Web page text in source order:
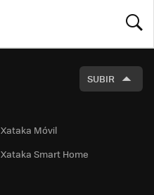
SUBIR
Xataka Móvil
Xataka Smart Home